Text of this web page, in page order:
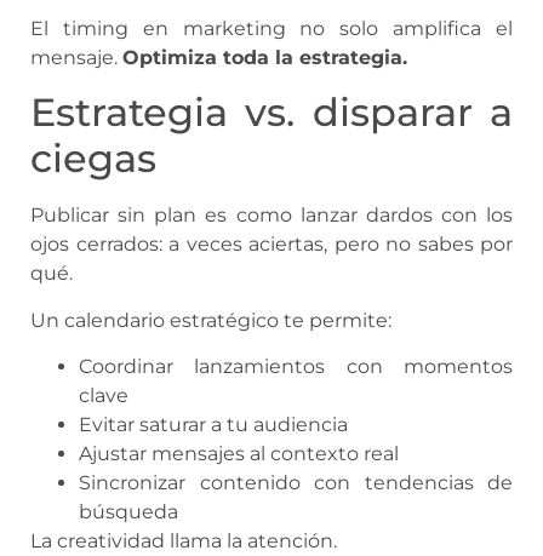
El timing en marketing no solo amplifica el
mensaje. Optimiza toda la estrategia.
Estrategia vs. disparar a
ciegas
Publicar sin plan es como lanzar dardos con los
ojos cerrados: a veces aciertas, pero no sabes por
qué.
Un calendario estratégico te permite:
Coordinar lanzamientos con momentos
clave
Evitar saturar a tu audiencia
Ajustar mensajes al contexto real
Sincronizar contenido con tendencias de
búsqueda
La creatividad llama la atención.